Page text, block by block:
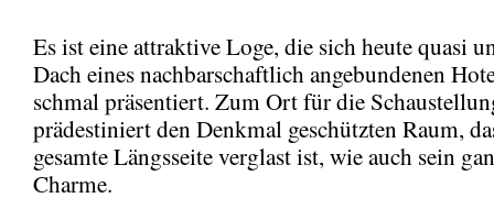
Es ist eine attraktive Loge, die sich heute quasi
Dach eines nachbarschaftlich angebundenen
schmal präsentiert. Zum Ort für die
prädestiniert den Denkmal geschützten Raum,
gesamte Längsseite verglast ist, wie auch sein
Charme.